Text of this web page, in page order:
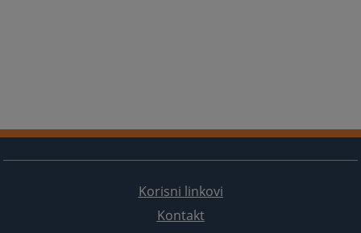
Korisni linkovi
Kontakt